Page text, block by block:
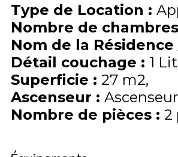
Type de Location :
Nombre de chambres
Nom de la
Détail couchage : 1
Superficie : 27 m2
Ascenseur : Ascenseur
Nombre de pièces : 2